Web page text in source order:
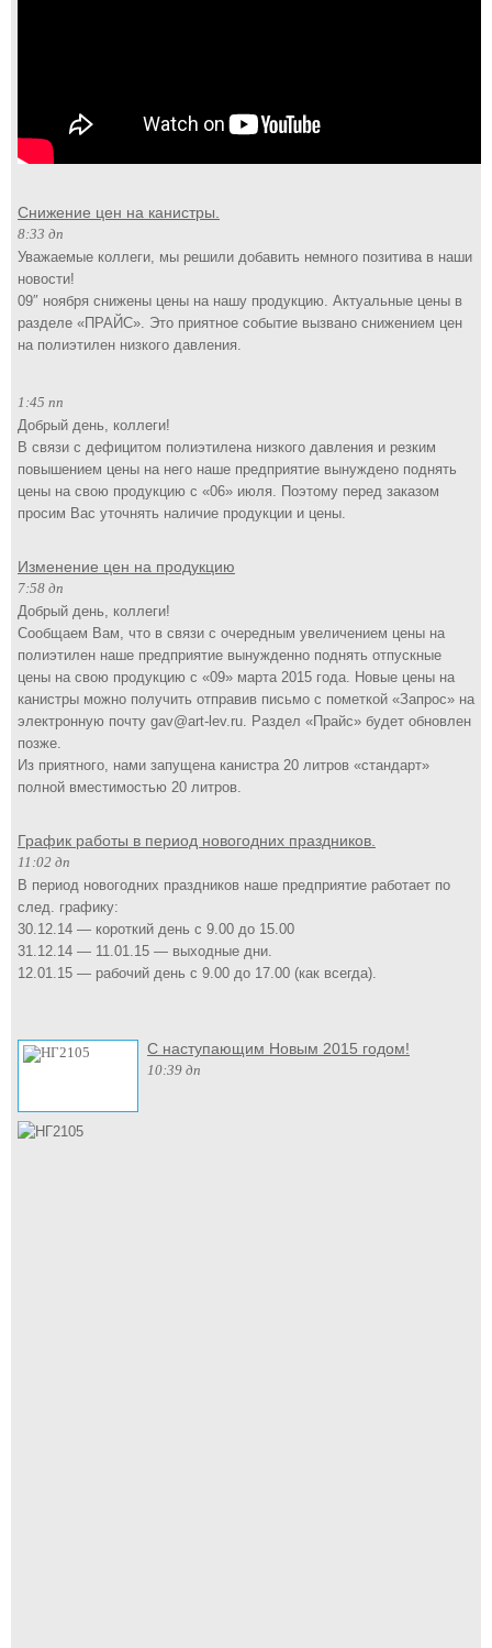
Снижение цен на канистры.
8:33 дп
Уважаемые коллеги, мы решили добавить немного позитива в наши
новости!
09″ ноября снижены цены на нашу продукцию. Актуальные цены в
разделе «ПРАЙС». Это приятное событие вызвано снижением цен
на полиэтилен низкого давления.
1:45 пп
Добрый день, коллеги!
В связи с дефицитом полиэтилена низкого давления и резким
повышением цены на него наше предприятие вынуждено поднять
цены на свою продукцию с «06» июля. Поэтому перед заказом
просим Вас уточнять наличие продукции и цены.
Изменение цен на продукцию
7:58 дп
Добрый день, коллеги!
Сообщаем Вам, что в связи с очередным увеличением цены на
полиэтилен наше предприятие вынужденно поднять отпускные
цены на свою продукцию с «09» марта 2015 года. Новые цены на
канистры можно получить отправив письмо с пометкой «Запрос» на
электронную почту gav@art-lev.ru. Раздел «Прайс» будет обновлен
позже.
Из приятного, нами запущена канистра 20 литров «стандарт»
полной вместимостью 20 литров.
График работы в период новогодних праздников.
11:02 дп
В период новогодних праздников наше предприятие работает по
след. графику:
30.12.14 — короткий день с 9.00 до 15.00
31.12.14 — 11.01.15 — выходные дни.
12.01.15 — рабочий день с 9.00 до 17.00 (как всегда).
С наступающим Новым 2015 годом!
10:39 дп